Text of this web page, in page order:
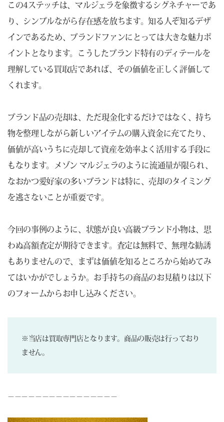
この4ステッチは、マルジェラを象徴するシグネチャーであ
り、シンプルながら存在感を放ちます。知る人ぞ知るデザ
インであるため、ブランドファンにとっては大きな魅力ポ
イントとなります。こうしたブランド特有のディテールを
理解している買取店であれば、その価値を正しく評価して
くれます。
ブランド品の売却は、ただ現金化するだけではなく、持ち
物を整理しながら新しいアイテムの購入資金に充てたり、
価値が高いうちに売却して資産を効率よく活用する手段に
もなります。メゾン マルジェラのように流通量が限られ、
なおかつ愛好家の多いブランドは特に、売却のタイミング
を逃さないことが重要です。
今回の事例のように、状態が良い高級ブランド小物は、思
わぬ高額査定が期待できます。査定は無料で、無理な勧誘
もありませんので、まずは価値を知るところから始めてみ
てはいかがでしょうか。お手持ちの商品のお見積りは以下
のフォームからお申し込みください。
※当店は買取専門店となります。商品の販売は行っており
ません。
－－－－－－－－－－－－－－－－